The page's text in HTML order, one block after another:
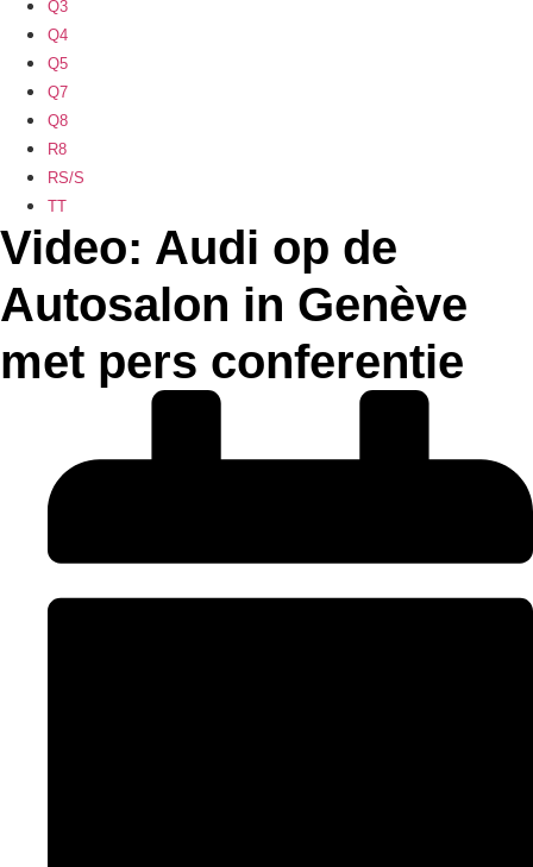
Q3
Q4
Q5
Q7
Q8
R8
RS/S
TT
Video: Audi op de
Autosalon in Genève
met pers conferentie